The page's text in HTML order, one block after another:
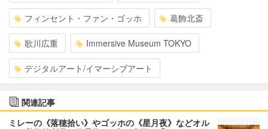
フィンセント・ファン・ゴッホ 葛飾北斎
歌川広重 Immersive Museum TOKYO
デジタルアート/イマーシブアート
関連記事
ミレーの《落穂拾い》やゴッホの《星月夜》などオル